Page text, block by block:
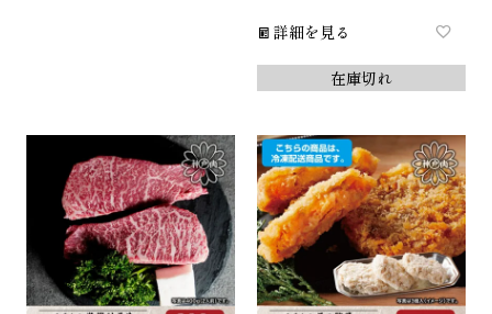
詳細を見る
在庫切れ